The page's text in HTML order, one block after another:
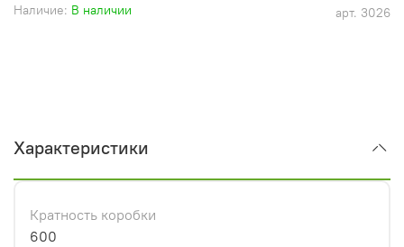
арт. 3026
Наличие: В наличии
Характеристики
Кратность коробки
600